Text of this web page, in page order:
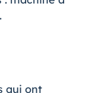
qui ont